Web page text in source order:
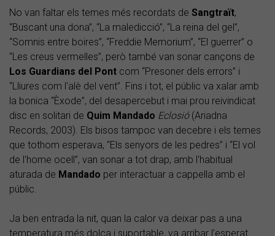
No van faltar els temes més recordats de Sangtraït,
“Buscant una dona”, “La maledicció”, “La reina del gel”,
“Somnis entre boires”, “Freddie Memorium”, “El guerrer” o
“Les creus vermelles”, però també van sonar cançons de
Los Guardians del Pont com “Presoner dels errors” i
“Lliures com l'alè del vent”. Fins i tot, el públic va xalar amb
la bonica “Èxode”, del desapercebut i mai prou reivindicat
disc en solitari de Quim Mandado Eclosió(Ariadna
Records, 2003). Els bisos tampoc van decebre i els temes
que tothom esperava, “Els senyors de les pedres” i “El vol
de l'home ocell”, van sonar a tot drap, amb l'habitual
aturada de Mandado per interactuar a cappella amb el
públic.
Ja ben entrada la nit, quan la calor va deixar pas a una
temperatura més dolça i suportable, va arribar l'esperat